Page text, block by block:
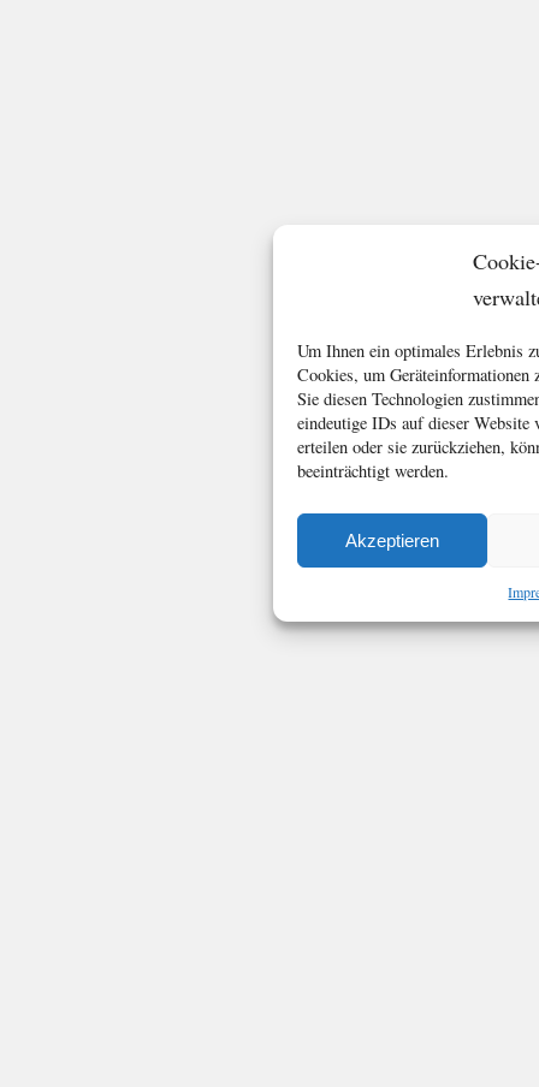
Um Ihnen ein optimales Erlebnis
Cookies, um Geräteinformationen
Sie diesen Technologien
eindeutige IDs auf dieser
erteilen oder sie zurückziehen,
beeinträchtigt werden.
Akzeptieren